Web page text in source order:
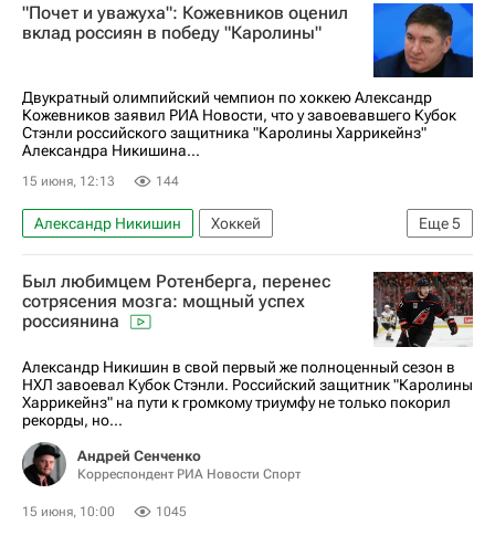
Каролина Харрикейнз
Вегас Голден Найтс
Национальная хоккейная лига (НХЛ)
"Почет и уважуха": Кожевников оценил
вклад россиян в победу "Каролины"
Двукратный олимпийский чемпион по хоккею Александр
Кожевников заявил РИА Новости, что у завоевавшего Кубок
Стэнли российского защитника "Каролины Харрикейнз"
Александра Никишина...
15 июня, 12:13 144
Еще5
Александр Никишин
Хоккей
Андрей Свечников
Каролина Харрикейнз
Вегас Голден Найтс
Национальная хоккейная лига (НХЛ)
Кубок Стэнли
Был любимцем Ротенберга, перенес
сотрясения мозга: мощный успех
россиянина
Александр Никишин в свой первый же полноценный сезон в
НХЛ завоевал Кубок Стэнли. Российский защитник "Каролины
Харрикейнз" на пути к громкому триумфу не только покорил
рекорды, но...
Андрей Сенченко
Корреспондент РИА Новости Спорт
15 июня, 10:00 1045